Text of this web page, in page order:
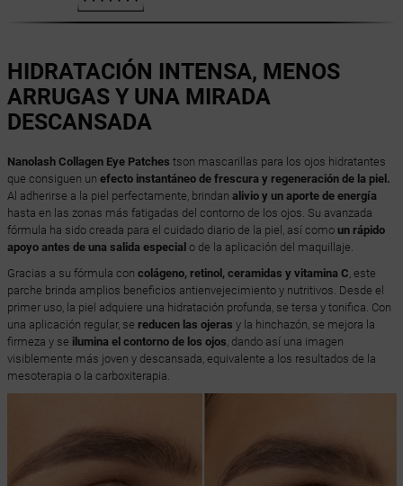
HIDRATACIÓN INTENSA, MENOS
ARRUGAS Y UNA MIRADA
DESCANSADA
Nanolash Collagen Eye Patches tson mascarillas para los ojos hidratantes
que consiguen un efecto instantáneo de frescura y regeneración de la piel.
Al adherirse a la piel perfectamente, brindan alivio y un aporte de energía
hasta en las zonas más fatigadas del contorno de los ojos. Su avanzada
fórmula ha sido creada para el cuidado diario de la piel, así como un rápido
apoyo antes de una salida especial o de la aplicación del maquillaje.
Gracias a su fórmula con colágeno, retinol, ceramidas y vitamina C, este
parche brinda amplios beneficios antienvejecimiento y nutritivos. Desde el
primer uso, la piel adquiere una hidratación profunda, se tersa y tonifica. Con
una aplicación regular, se reducen las ojeras y la hinchazón, se mejora la
firmeza y se ilumina el contorno de los ojos, dando así una imagen
visiblemente más joven y descansada, equivalente a los resultados de la
mesoterapia o la carboxiterapia.